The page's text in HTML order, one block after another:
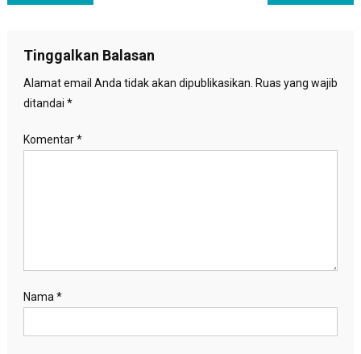
Tinggalkan Balasan
Alamat email Anda tidak akan dipublikasikan. Ruas yang wajib
ditandai *
Komentar*
Nama *